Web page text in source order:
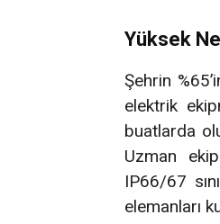
Yüksek
Şehrin
elektrik
buatlarda
Uzman
IP66/67
elemanları